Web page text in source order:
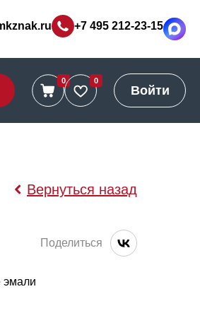
+7 495 212-23-15
0 0
Войти
Вернуться назад
Поделиться
эмали